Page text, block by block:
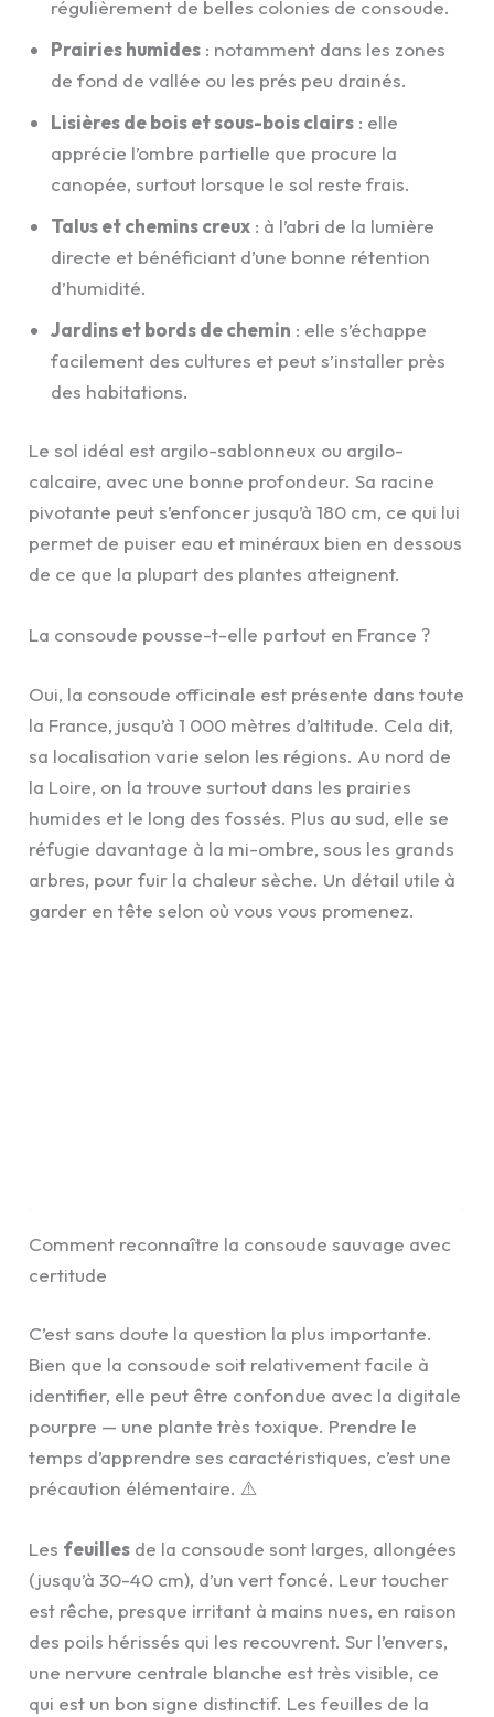
régulièrement de belles colonies de consoude.
Prairies humides : notamment dans les zones
de fond de vallée ou les prés peu drainés.
Lisières de bois et sous-bois clairs : elle
apprécie l’ombre partielle que procure la
canopée, surtout lorsque le sol reste frais.
Talus et chemins creux : à l’abri de la lumière
directe et bénéficiant d’une bonne rétention
d’humidité.
Jardins et bords de chemin : elle s’échappe
facilement des cultures et peut s’installer près
des habitations.
Le sol idéal est argilo-sablonneux ou argilo-
calcaire, avec une bonne profondeur. Sa racine
pivotante peut s’enfoncer jusqu’à 180 cm, ce qui lui
permet de puiser eau et minéraux bien en dessous
de ce que la plupart des plantes atteignent.
La consoude pousse-t-elle partout en France ?
Oui, la consoude officinale est présente dans toute
la France, jusqu’à 1 000 mètres d’altitude. Cela dit,
sa localisation varie selon les régions. Au nord de
la Loire, on la trouve surtout dans les prairies
humides et le long des fossés. Plus au sud, elle se
réfugie davantage à la mi-ombre, sous les grands
arbres, pour fuir la chaleur sèche. Un détail utile à
garder en tête selon où vous vous promenez.
Comment reconnaître la consoude sauvage avec
certitude
C’est sans doute la question la plus importante.
Bien que la consoude soit relativement facile à
identifier, elle peut être confondue avec la digitale
pourpre — une plante très toxique. Prendre le
temps d’apprendre ses caractéristiques, c’est une
précaution élémentaire. ⚠️
Les feuilles de la consoude sont larges, allongées
(jusqu’à 30-40 cm), d’un vert foncé. Leur toucher
est rêche, presque irritant à mains nues, en raison
des poils hérissés qui les recouvrent. Sur l’envers,
une nervure centrale blanche est très visible, ce
qui est un bon signe distinctif. Les feuilles de la